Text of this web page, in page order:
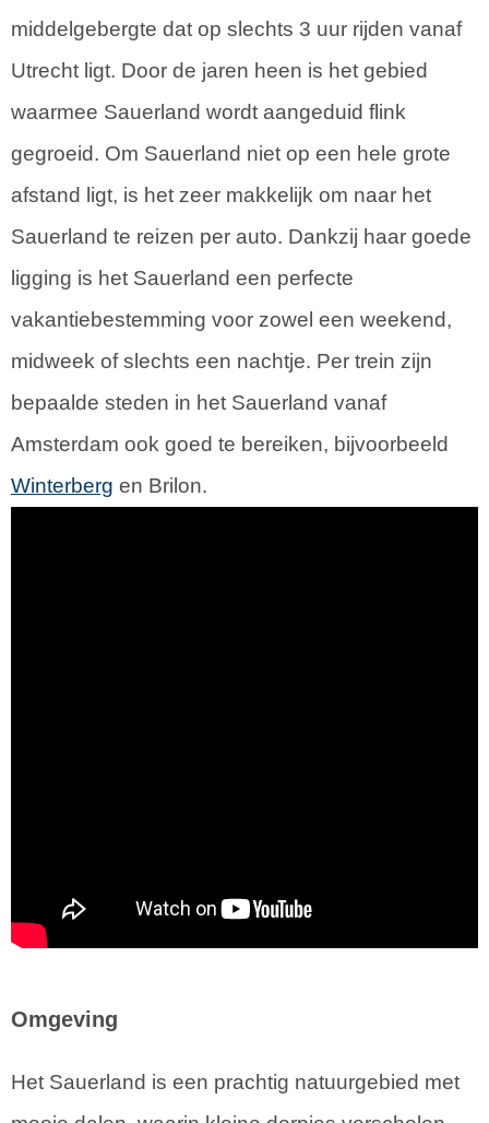
middelgebergte dat op slechts 3 uur rijden vanaf
Utrecht ligt. Door de jaren heen is het gebied
waarmee Sauerland wordt aangeduid flink
gegroeid. Om Sauerland niet op een hele grote
afstand ligt, is het zeer makkelijk om naar het
Sauerland te reizen per auto. Dankzij haar goede
ligging is het Sauerland een perfecte
vakantiebestemming voor zowel een weekend,
midweek of slechts een nachtje. Per trein zijn
bepaalde steden in het Sauerland vanaf
Amsterdam ook goed te bereiken, bijvoorbeeld
Winterberg en Brilon.
Omgeving
Het Sauerland is een prachtig natuurgebied met